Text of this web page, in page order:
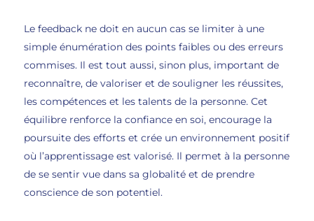
Le feedback ne doit en aucun cas se limiter à une
simple énumération des points faibles ou des erreurs
commises. Il est tout aussi, sinon plus, important de
reconnaître, de valoriser et de souligner les réussites,
les compétences et les talents de la personne. Cet
équilibre renforce la confiance en soi, encourage la
poursuite des efforts et crée un environnement positif
où l’apprentissage est valorisé. Il permet à la personne
de se sentir vue dans sa globalité et de prendre
conscience de son potentiel.